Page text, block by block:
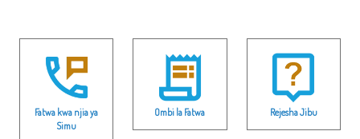
Fatwa kwa njia ya
Simu
Ombi la Fatwa Rejesha Jibu